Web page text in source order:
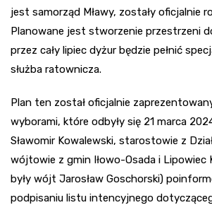
jest samorząd Mławy, zostały oficjalnie
Planowane jest stworzenie przestrzeni
przez cały lipiec dyżur będzie pełnić
służba ratownicza.
Plan ten został oficjalnie
wyborami, które odbyły się 21 marca
Sławomir Kowalewski, starostowie z
wójtowie z gmin Iłowo-Osada i Lipowiec
były wójt Jarosław Goschorski)
podpisaniu listu intencyjnego